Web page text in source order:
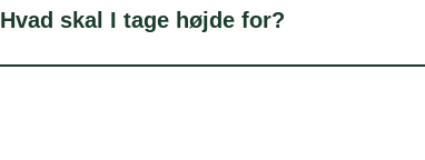
Hvad skal I tage højde for?